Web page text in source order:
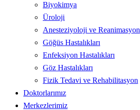
Biyokimya
Üroloji
Anesteziyoloji ve Reanimasyon
Göğüs Hastalıkları
Enfeksiyon Hastalıkları
Göz Hastalıkları
Fizik Tedavi ve Rehabilitasyon
Doktorlarımız
Merkezlerimiz